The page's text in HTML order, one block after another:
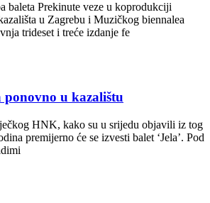
baleta Prekinute veze u koprodukciji
u Zagrebu i Muzičkog biennalea
trideset i treće izdanje fe
ponovno u kazalištu
HNK, kako su u srijedu objavili iz tog
premijerno će se izvesti balet ‘Jela’. Pod